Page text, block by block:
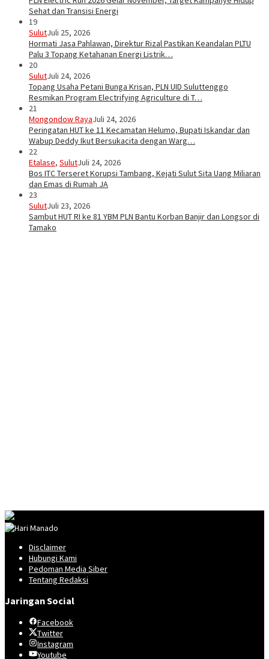
Sehat dan Transisi Energi
19
SulutJuli 25, 2026
Hormati Jasa Pahlawan, Direktur Rizal Pastikan Keandalan PLTU
Palu 3 Topang Ketahanan Energi Listrik…
20
SulutJuli 24, 2026
Topang Usaha Petani Bunga Krisan, PLN UID Suluttenggo
Resmikan Program Electrifying Agriculture di T…
21
Mongondow RayaJuli 24, 2026
Peringatan HUT ke 11 Kecamatan Helumo, Bupati Iskandar dan
Wabup Deddy Ikut Bersukacita dengan Warg…
22
Etalase, SulutJuli 24, 2026
Bos ITC Terseret Korupsi Tambang, Kejati Sulut Sita Uang Miliaran
dan Emas di Rumah JA
23
SulutJuli 23, 2026
Sambut HUT RI ke 81 YBM PLN Bantu Korban Banjir dan Longsor di
Tamako
Disclaimer
Hubungi Kami
Pedoman Media Siber
Tentang Redaksi
Jaringan Social
Facebook
Twitter
Instagram
Youtube